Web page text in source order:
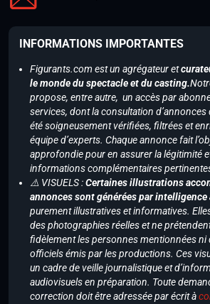
INFORMATIONS IMPORTANTES
Figurants.com est un agrégateur et
le monde du spectacle et du casting.
propose, entre autre, un accès par
services, dont la consultation d’annonces
été soigneusement vérifiées, filtrées et
équipe d’experts. Chaque annonce fait
approfondie pour en assurer la légitimité
informations complémentaires
⚠️ VISUELS :Certaines illustrations
annonces sont générées par
purement illustratives et informatives.
des photographies réelles et ne
fidèlement les personnes mentionnées ni
officiels émis par les productions. Ces
un cadre de veille journalistique et
audiovisuels en préparation. Toute
correction doit être adressée par écrit à